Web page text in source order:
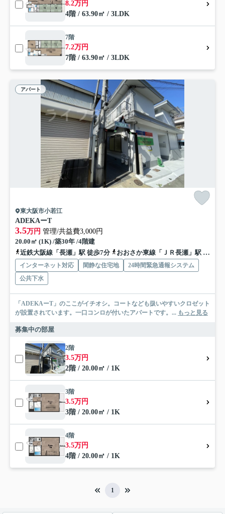
8.2万円
4階 / 63.90㎡ / 3LDK
7階
7.2万円
7階 / 63.90㎡ / 3LDK
アパート
東大阪市小若江
ADEKAーT
3.5万円 管理/共益費3,000円
20.00㎡ (1K) /築30年 /4階建
近鉄大阪線「長瀬」駅 徒歩7分
おおさか東線「ＪＲ長瀬」駅 徒歩17分
インターネット対応 閑静な住宅地
24時間緊急通報システム
公共下水
「ADEKAーT」のここがイチオシ。コートなども扱いやすいクロゼット
が設置されています。一口コンロが付いたアパートです。... もっと見る
募集中の部屋
2階
3.5万円
2階 / 20.00㎡ / 1K
3階
3.5万円
3階 / 20.00㎡ / 1K
4階
3.5万円
4階 / 20.00㎡ / 1K
1